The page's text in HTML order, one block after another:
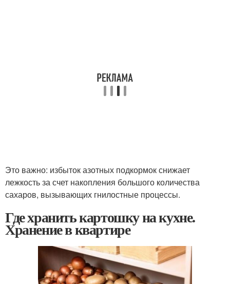
Это важно: избыток азотных подкормок снижает
лежкость за счет накопления большого количества
сахаров, вызывающих гнилостные процессы.
Где хранить картошку на кухне.
Хранение в квартире